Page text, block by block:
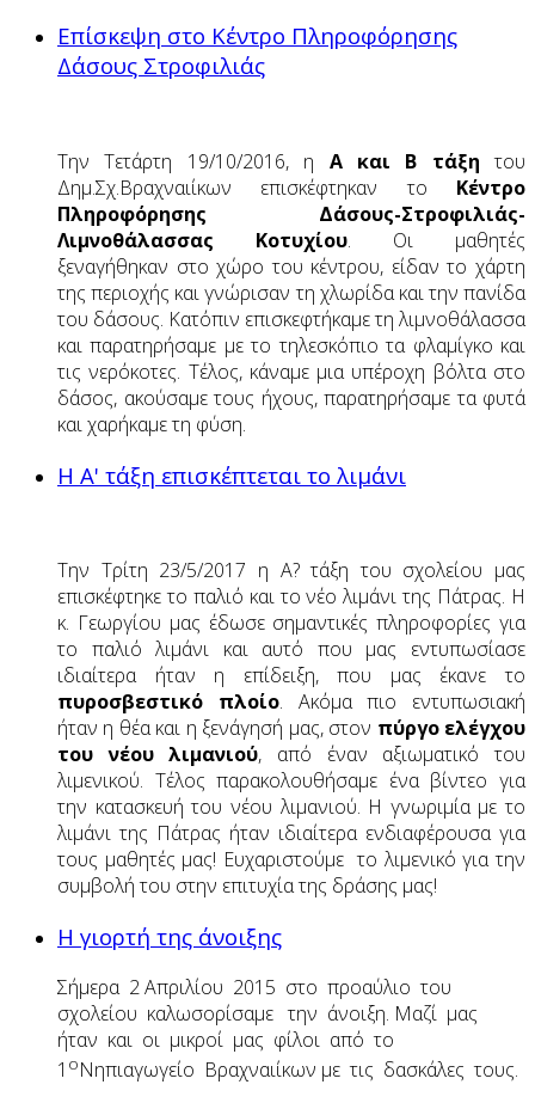
Επίσκεψη στο Κέντρο Πληροφόρησης
Δάσους Στροφιλιάς
Την Τετάρτη 19/10/2016, η Α και Β τάξη του
Δημ.Σχ.Βραχναιίκων επισκέφτηκαν το Κέντρο
Πληροφόρησης Δάσους-Στροφιλιάς-
Λιμνοθάλασσας Κοτυχίου. Οι μαθητές
ξεναγήθηκαν στο χώρο του κέντρου, είδαν το χάρτη
της περιοχής και γνώρισαν τη χλωρίδα και την πανίδα
του δάσους. Κατόπιν επισκεφτήκαμε τη λιμνοθάλασσα
και παρατηρήσαμε με το τηλεσκόπιο τα φλαμίγκο και
τις νερόκοτες. Τέλος, κάναμε μια υπέροχη βόλτα στο
δάσος, ακούσαμε τους ήχους, παρατηρήσαμε τα φυτά
και χαρήκαμε τη φύση.
Η Α' τάξη επισκέπτεται το λιμάνι
Την Τρίτη 23/5/2017 η Α? τάξη του σχολείου μας
επισκέφτηκε το παλιό και το νέο λιμάνι της Πάτρας. Η
κ. Γεωργίου μας έδωσε σημαντικές πληροφορίες για
το παλιό λιμάνι και αυτό που μας εντυπωσίασε
ιδιαίτερα ήταν η επίδειξη, που μας έκανε το
πυροσβεστικό πλοίο. Ακόμα πιο εντυπωσιακή
ήταν η θέα και η ξενάγησή μας, στον πύργο ελέγχου
του νέου λιμανιού, από έναν αξιωματικό του
λιμενικού. Τέλος παρακολουθήσαμε ένα βίντεο για
την κατασκευή του νέου λιμανιού. Η γνωριμία με το
λιμάνι της Πάτρας ήταν ιδιαίτερα ενδιαφέρουσα για
τους μαθητές μας! Ευχαριστούμε το λιμενικό για την
συμβολή του στην επιτυχία της δράσης μας!
Η γιορτή της άνοιξης
Σήμερα 2 Απριλίου 2015 στο προαύλιο του
σχολείου καλωσορίσαμε την άνοιξη. Μαζί μας
ήταν και οι μικροί μας φίλοι από το
1 οΝηπιαγωγείο Βραχναιίκων με τις δασκάλες τους.